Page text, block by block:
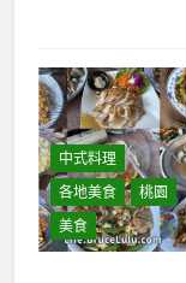
中式料理
各地美食
桃園
美食